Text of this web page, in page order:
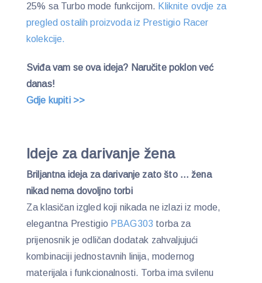
25% sa Turbo mode funkcijom. Kliknite ovdje za
pregled ostalih proizvoda iz Prestigio Racer
kolekcije.
Sviđa vam se ova ideja? Naručite poklon već
danas!
Gdje kupiti >>
Ideje za darivanje žena
Briljantna ideja za darivanje zato što … žena
nikad nema dovoljno torbi
Za klasičan izgled koji nikada ne izlazi iz mode,
elegantna Prestigio PBAG303 torba za
prijenosnik je odličan dodatak zahvaljujući
kombinaciji jednostavnih linija, modernog
materijala i funkcionalnosti. Torba ima svilenu